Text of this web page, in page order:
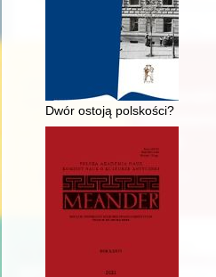
Dwór ostoją polskości? :